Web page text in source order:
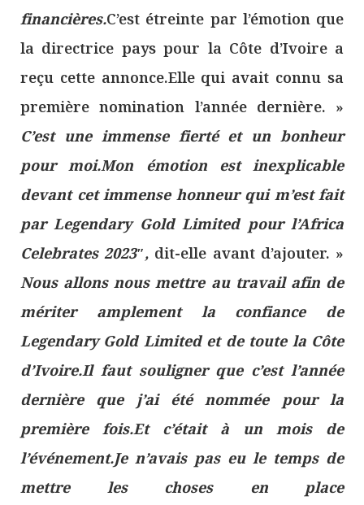
financières.C’est étreinte par l’émotion que
la directrice pays pour la Côte d’Ivoire a
reçu cette annonce.Elle qui avait connu sa
première nomination l’année dernière. »
C’est une immense fierté et un bonheur
pour moi.Mon émotion est inexplicable
devant cet immense honneur qui m’est fait
par Legendary Gold Limited pour l’Africa
Celebrates 2023″, dit-elle avant d’ajouter. »
Nous allons nous mettre au travail afin de
mériter amplement la confiance de
Legendary Gold Limited et de toute la Côte
d’Ivoire.Il faut souligner que c’est l’année
dernière que j’ai été nommée pour la
première fois.Et c’était à un mois de
l’événement.Je n’avais pas eu le temps de
mettre les choses en place